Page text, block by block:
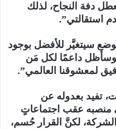
دفة النجاح، لذلك
استقالتي”.
سيتغيَّر للأفضل بوجود
وسأظل داعمًا لكل مَن
لمعشوقنا العالمي”.
تفيد بعدوله عن
منصبه عقب اجتماعاتٍ
لكنَّ القرار حُسم،